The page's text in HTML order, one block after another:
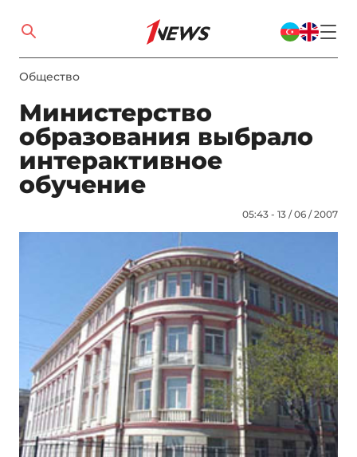
Общество
Министерство
образования выбрало
интерактивное
обучение
05:43 - 13 / 06 / 2007